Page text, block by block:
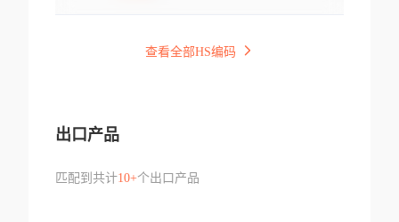
查看全部HS编码
出口产品
匹配到共计10+个出口产品